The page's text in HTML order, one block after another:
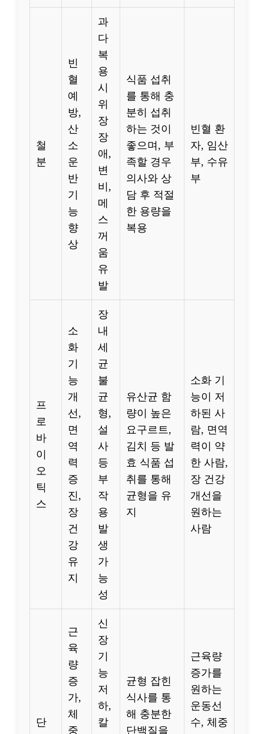
철
분
빈
혈
예
방,
산
소
운
반
기
능
향
상
과
다
복
용
시
위
장
장
애,
변
비,
메
스
꺼
움
유
발
식품 섭취
를 통해 충
분히 섭취
하는 것이
좋으며, 부
족할 경우
의사와 상
담 후 적절
한 용량을
복용
빈혈 환
자, 임산
부, 수유
부
프
로
바
이
오
틱
스
소
화
기
능
개
선,
면
역
력
증
진,
장
건
강
유
지
장
내
세
균
불
균
형,
설
사
등
부
작
용
발
생
가
능
성
유산균 함
량이 높은
요구르트,
김치 등 발
효 식품 섭
취를 통해
균형을 유
지
소화 기
능이 저
하된 사
람, 면역
력이 약
한 사람,
장 건강
개선을
원하는
사람
단
근
육
량
증
가,
체
중
신
장
기
능
저
하,
칼
균형 잡힌
식사를 통
해 충분한
단백질을
근육량
증가를
원하는
운동선
수, 체중